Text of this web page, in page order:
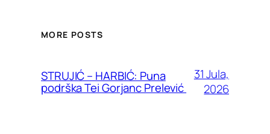
MORE POSTS
STRUJIĆ – HARBIĆ: Puna
podrška Tei Gorjanc Prelević
31 Jula,
2026